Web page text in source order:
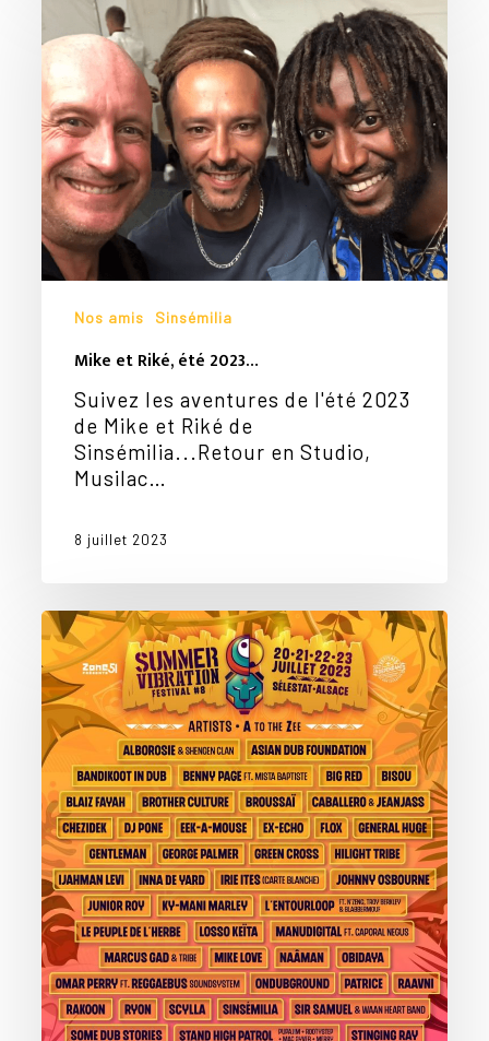
Riké,
été
2023…
Nos amis Sinsémilia
Mike et Riké, été 2023…
Suivez les aventures de l'été 2023
de Mike et Riké de
Sinsémilia...Retour en Studio,
Musilac…
8 juillet 2023
Sinsémilia
au
Summer
Vibration…
Des
places
offertes
!